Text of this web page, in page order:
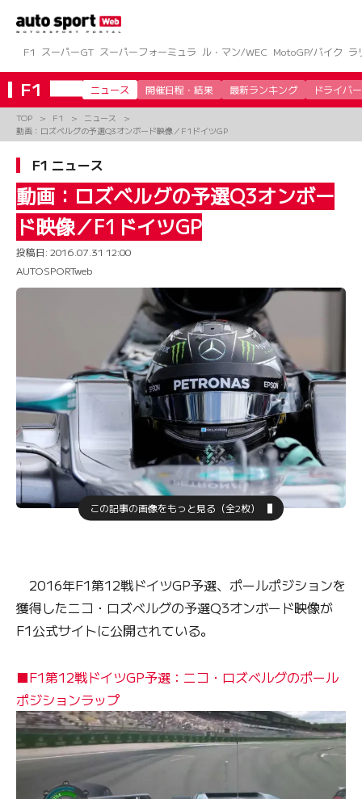
ツ
へ
ス
キ
プ
F1 スーパーGT スーパーフォーミュラ ル・マン/WEC MotoGP/バイク ラ
F1 ニュース 開催日程・結果 最新ランキング ドライバー
TOP F1
ニュース
動画：ロズベルグの予選Q3オンボード映像／F1ドイツGP
F1 ニュース
動画：ロズベルグの予選Q3オンボー
ド映像／F1ドイツGP
投稿日: 2016.07.31 12:00
AUTOSPORTweb
この記事の画像をもっと見る（全2枚）
2016年F1第12戦ドイツGP予選、ポールポジションを
獲得したニコ・ロズベルグの予選Q3オンボード映像が
F1公式サイトに公開されている。
■F1第12戦ドイツGP予選：ニコ・ロズベルグのポール
ポジションラップ